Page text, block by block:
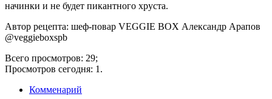
начинки и не будет пикантного хруста.
Автор рецепта: шеф-повар VEGGIE BOX Александр Арапов
@veggieboxspb
Всего просмотров: 29;
Просмотров сегодня: 1.
Комменарий